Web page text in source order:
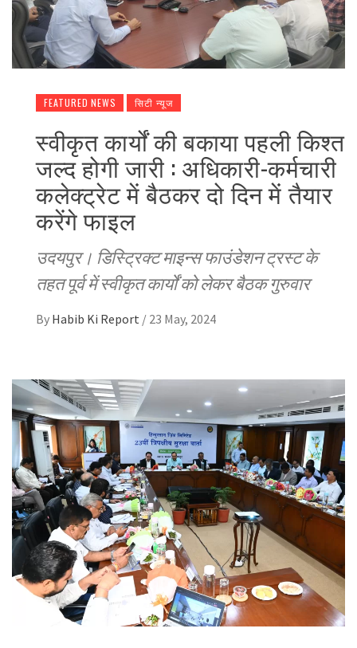
FEATURED NEWS सिटी न्यूज
स्वीकृत कार्यों की बकाया पहली किश्त
जल्द होगी जारी : अधिकारी-कर्मचारी
कलेक्ट्रेट में बैठकर दो दिन में तैयार
करेंगे फाइल
उदयपुर। डिस्ट्रिक्ट माइन्स फाउंडेशन ट्रस्ट के
तहत पूर्व में स्वीकृत कार्यों को लेकर बैठक गुरुवार
By Habib Ki Report / 23 May, 2024